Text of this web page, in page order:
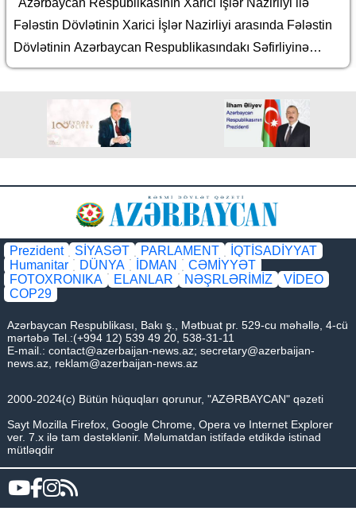
"Azərbaycan Respublikasının Xarici İşlər Nazirliyi ilə
Fələstin Dövlətinin Xarici İşlər Nazirliyi arasında Fələstin
Dövlətinin Azərbaycan Respublikasındakı Səfirliyinə
maliyyə yardımının göstərilməsi barədə Protokol"un təsdiq
Prezident SİYASƏT PARLAMENT
İQTİSADİYYAT
Humanitar
DÜNYA İDMAN
CƏMİYYƏT
FOTOXRONIKA
ELANLAR NƏŞRLƏRİMİZ
VİDEO
COP29
Azərbaycan Respublikası, Bakı ş., Mətbuat pr. 529-cu məhəllə, 4-cü
mərtəbə Tel.:(+994 12) 539 49 20, 538-31-11
E-mail.: contact@azerbaijan-news.az; secretary@azerbaijan-
news.az, reklam@azerbaijan-news.az
2000-2024(c) Bütün hüquqları qorunur, "AZƏRBAYCAN" qəzeti
Sayt Mozilla Firefox, Google Chrome, Opera və Internet Explorer
ver. 7.x ilə tam dəstəklənir. Məlumatdan istifadə etdikdə istinad
mütləqdir